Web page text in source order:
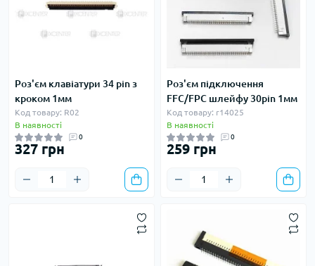
Роз'єм клавіатури 34 pin з
кроком 1мм
Код товару: R02
В наявності
0
327 грн
Роз'єм підключення
FFC/FPC шлейфу 30pin 1мм
Код товару: r14025
В наявності
0
259 грн